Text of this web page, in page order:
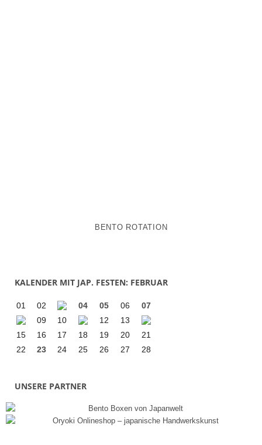
BENTO ROTATION
KALENDER MIT JAP. FESTEN: FEBRUAR
01 02 04 05 06
07
09
10 12
13
15
16 17 18 19 20
21
22
23 24 25 26 27 28
UNSERE PARTNER